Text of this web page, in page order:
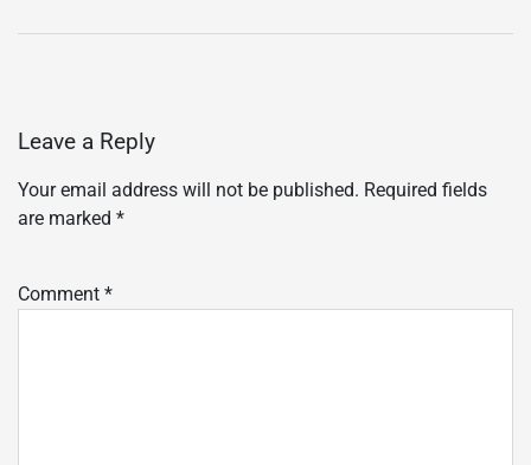
Leave a Reply
Your email address will not be published. Required fields
are marked *
Comment *